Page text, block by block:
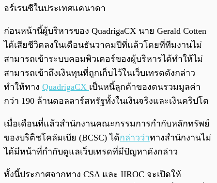
อร์เรนซีในประเทศแคนาดา
ก่อนหน้านี้ผู้บริหารของ QuadrigaCX นาย Gerald Cotten
ได้เสียชีวิตลงในเดือนธันวาคมปีที่แล้วโดยที่ทีมงานไม่
สามารถเข้าระบบคอมพิวเตอร์ของผู้บริหารได้ทำให้ไม่
สามารถเข้าถึงเงินทุนที่ถูกเก็บไว้ในเว็บเทรดดังกล่าว
ทำให้ทาง QuadrigaCX เป็นหนี้ลูกค้าของตนรวมมูลค่า
กว่า 190 ล้านดอลลาร์สหรัฐทั้งในเงินจริงและเงินคริปโต
เมื่อเดือนที่แล้วสำนักงานคณะกรรมการกำกับหลักทรัพย์
ของบริติชโคลัมเบีย (BCSC) ได้กล่าวว่าทางสำนักงานไม่
ได้มีหน้าที่กำกับดูแลเว็บเทรดที่มีปัญหาดังกล่าว
ทั้งนี้ประกาศจากทาง CSA และ IIROC จะเปิดให้